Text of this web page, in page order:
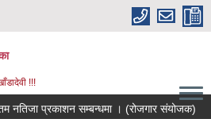
!!!
नतिजा प्रकाशन सम्बन्धमा । (रोजगार संयोजक)